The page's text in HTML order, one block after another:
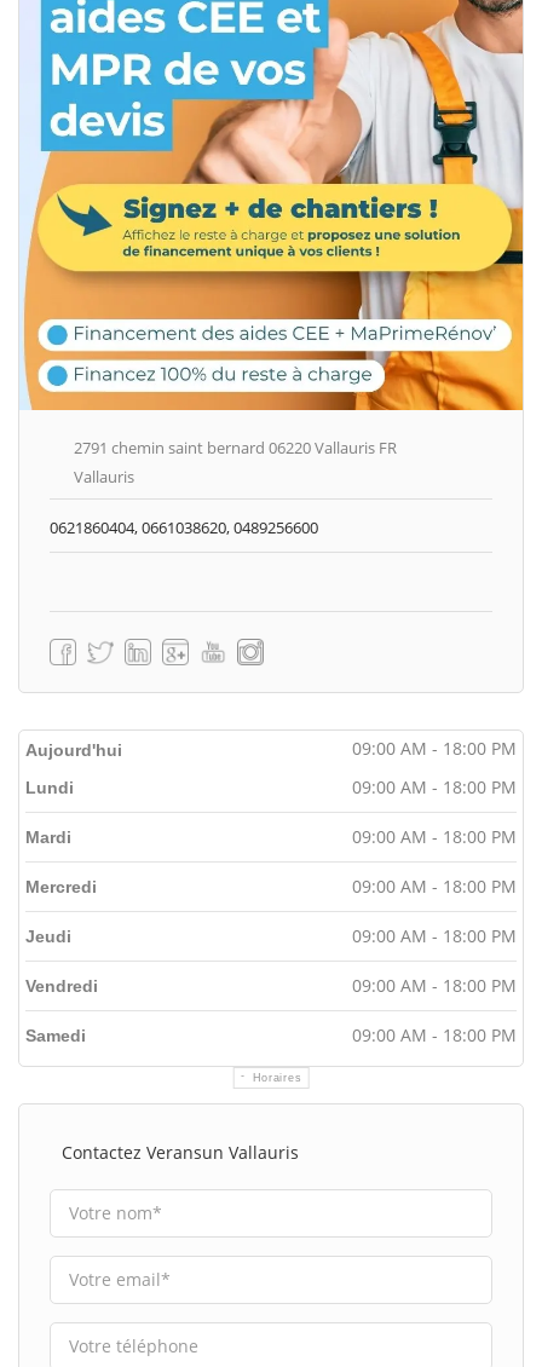
2791 chemin saint bernard 06220 Vallauris FR
Vallauris
0621860404, 0661038620, 0489256600
Aujourd'hui 09:00 AM - 18:00 PM
Horaires
Lundi 09:00 AM - 18:00 PM
Mardi 09:00 AM - 18:00 PM
Mercredi 09:00 AM - 18:00 PM
Jeudi 09:00 AM - 18:00 PM
Vendredi 09:00 AM - 18:00 PM
Samedi 09:00 AM - 18:00 PM
Contactez Veransun Vallauris